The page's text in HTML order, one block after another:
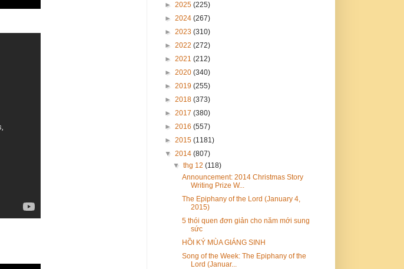
► 2025 (225)
► 2024 (267)
► 2023 (310)
► 2022 (272)
► 2021 (212)
► 2020 (340)
► 2019 (255)
► 2018 (373)
► 2017 (380)
► 2016 (557)
► 2015 (1181)
▼ 2014 (807)
▼thg 12(118)
Announcement: 2014 Christmas Story
Writing Prize W...
The Epiphany of the Lord (January 4,
2015)
5 thói quen đơn giản cho năm mới sung
sức
HỒI KÝ MÙA GIÁNG SINH
Song of the Week: The Epiphany of the
Lord (Januar...